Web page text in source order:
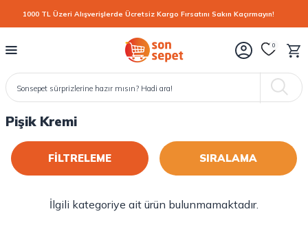
1000 TL Üzeri Alışverişlerde Ücretsiz Kargo Fırsatını Sakın Kaçırmayın!
0
Pişik Kremi
FİLTRELEME
İlgili kategoriye ait ürün bulunmamaktadır.